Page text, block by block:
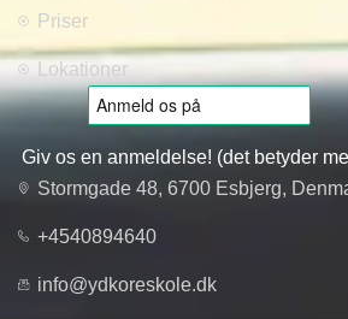
Priser
Lokationer
Giv os en anmeldelse! (det betyder
Stormgade 48, 6700 Esbjerg,
+4540894640
info@ydkoreskole.dk